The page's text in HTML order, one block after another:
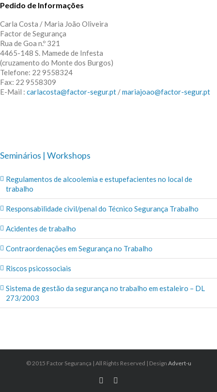
Pedido de Informações
Carla Costa / Maria João Oliveira
Factor de Segurança
Rua de Goa n.º 321
4465-148 S. Mamede de Infesta
(cruzamento do Monte dos Burgos)
Telefone: 22 9558324
Fax: 22 9558309
E-Mail : carlacosta@factor-segur.pt /mariajoao@factor-segur.pt
Seminários | Workshops
Regulamentos de alcoolemia e estupefacientes no local de
trabalho
Responsabilidade civil/penal do Técnico Segurança Trabalho
Acidentes de trabalho
Contraordenações em Segurança no Trabalho
Riscos psicossociais
Sistema de gestão da segurança no trabalho em estaleiro – DL
273/2003
© 2015 Factor Segurança | All Rights Reserved | Design Advert-u